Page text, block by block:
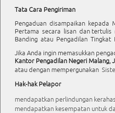
Tata Cara Pengiriman
Pengaduan disampaikan kepada
Pertama secara lisan dan tertulis
Banding atau Pengadilan Tingkat
Jika Anda ingin memasukkan
Kantor Pengadilan Negeri Malang,
atau dengan mempergunakan
Hak-hak Pelapor
mendapatkan perlindungan
mendapatkan kesempatan untuk